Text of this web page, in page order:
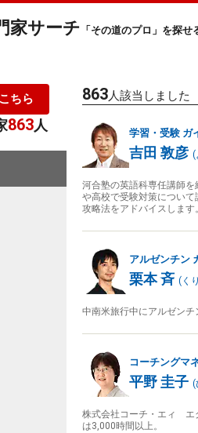
家サーチ 「その道のプロ」を探せ
ちら
863人
863人該当しました
学習・受験 ガ
吉田 敦彦 (
河合塾の英語科専任講師
や高校で受験対策につい
攻略法をアドバイスします
アルゼンチン
栗本 斉 ( く
中南米旅行中にアルゼン
コーチングマ
平野 圭子 (
株式会社コーチ・エィ エ
は3,000時間以上。